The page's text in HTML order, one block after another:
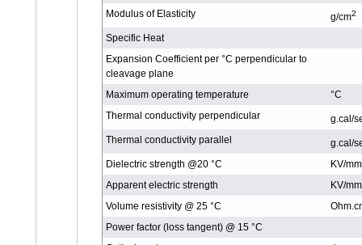
Modulus of Elasticity g/cm2
Specific Heat
Expansion Coefficient per °C perpendicular to
cleavage plane
Maximum operating temperature
°C
Thermal conductivity perpendicular
g.cal/
Thermal conductivity parallel
g.cal/
Dielectric strength @20 °C
KV/mm
Apparent electric strength
KV/mm
Volume resistivity @ 25 °C
Power factor (loss tangent) @ 15 °C